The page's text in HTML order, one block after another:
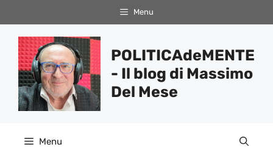
al
contenuto
Menu
POLITICAdeMENTE
- Il blog di Massimo
Del Mese
Menu